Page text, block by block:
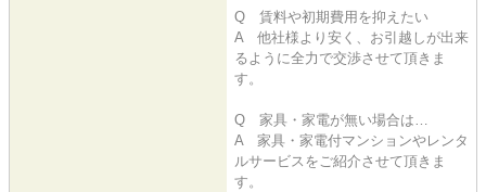
Q 賃料や初期費用を抑えたい
A 他社様より安く、お引越しが出来
るように全力で交渉させて頂きま
す。
Q 家具・家電が無い場合は…
A 家具・家電付マンションやレンタ
ルサービスをご紹介させて頂きま
す。